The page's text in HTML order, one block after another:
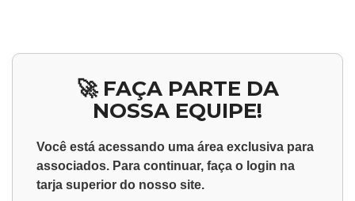
🚀 FAÇA PARTE DA
NOSSA EQUIPE!
Você está acessando uma área exclusiva para
associados. Para continuar, faça o login na
tarja superior do nosso site.